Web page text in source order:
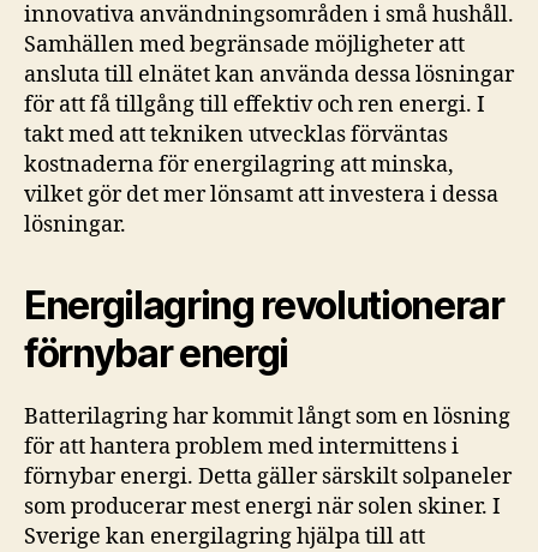
innovativa användningsområden i små hushåll.
Samhällen med begränsade möjligheter att
ansluta till elnätet kan använda dessa lösningar
för att få tillgång till effektiv och ren energi. I
takt med att tekniken utvecklas förväntas
kostnaderna för energilagring att minska,
vilket gör det mer lönsamt att investera i dessa
lösningar.
Energilagring revolutionerar
förnybar energi
Batterilagring har kommit långt som en lösning
för att hantera problem med intermittens i
förnybar energi. Detta gäller särskilt solpaneler
som producerar mest energi när solen skiner. I
Sverige kan energilagring hjälpa till att